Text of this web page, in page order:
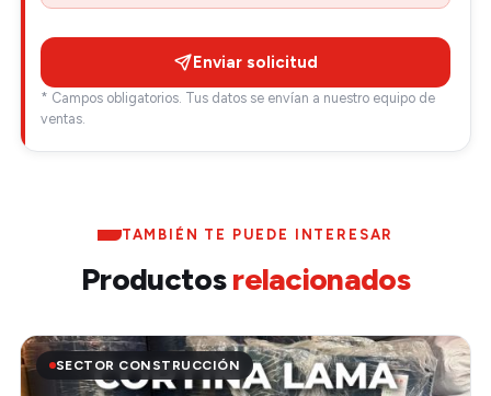
Enviar solicitud
* Campos obligatorios. Tus datos se envían a nuestro equipo de
ventas.
TAMBIÉN TE PUEDE INTERESAR
Productosrelacionados
SECTOR CONSTRUCCIÓN